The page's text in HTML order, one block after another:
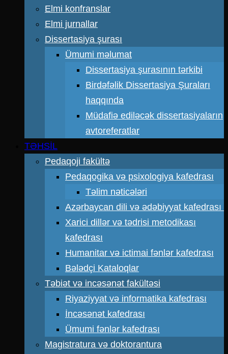
Elmi konfranslar
Elmi jurnallar
Dissertasiya şurası
Ümumi məlumat
Dissertasiya şurasının tərkibi
Birdəfəlik Dissertasiya Şuraları
haqqında
Müdafiə ediləcək dissertasiyaların
avtoreferatlar
TƏHSİL
Pedaqoji fakültə
Pedaqogika və psixologiya kafedrası
Təlim nəticələri
Azərbaycan dili və ədəbiyyat kafedrası
Xarici dillər və tədrisi metodikası
kafedrası
Humanitar və ictimai fənlər kafedrası
Bələdçi Kataloqlar
Təbiət və incəsənət fakültəsi
Riyaziyyat və informatika kafedrası
İncəsənət kafedrası
Ümumi fənlər kafedrası
Magistratura və doktorantura